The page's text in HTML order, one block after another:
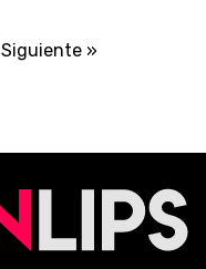
Siguiente »